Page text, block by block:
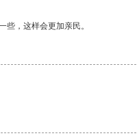
些，这样会更加亲民。